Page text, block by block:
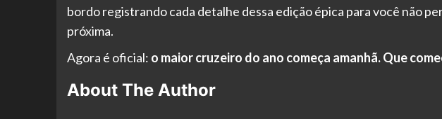
bordo registrando cada detalhe dessa edição épica para você não
próxima.
Agora é oficial: o maior cruzeiro do ano começa amanhã. Que
About The Author